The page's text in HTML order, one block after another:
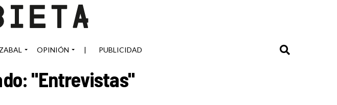
OPINIÓN | PUBLICIDAD
"Entrevistas"